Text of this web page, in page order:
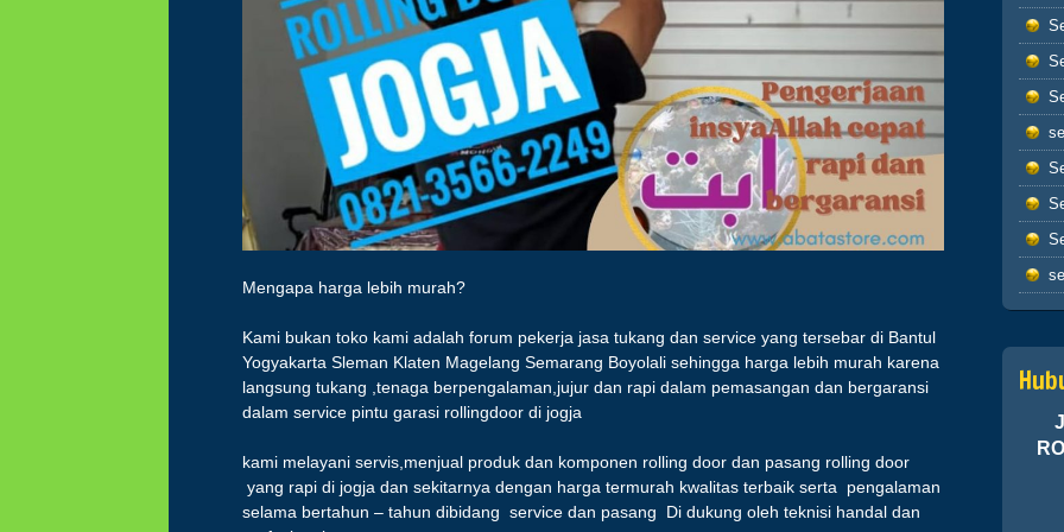
Mengapa harga lebih murah?
Kami bukan toko kami adalah forum pekerja jasa tukang dan service yang tersebar di Bantul
Yogyakarta Sleman Klaten Magelang Semarang Boyolali sehingga harga lebih murah karena
langsung tukang ,tenaga berpengalaman,jujur dan rapi dalam pemasangan dan bergaransi
dalam service pintu garasi rollingdoor di jogja
kami melayani servis,menjual produk dan komponen rolling door dan pasang rolling door
yang rapi di jogja dan sekitarnya dengan harga termurah kwalitas terbaik serta pengalaman
selama bertahun – tahun dibidang service dan pasang Di dukung oleh teknisi handal dan